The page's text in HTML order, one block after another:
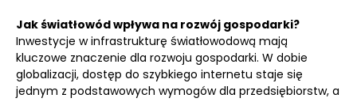
Jak światłowód wpływa na rozwój gospodarki?
Inwestycje w infrastrukturę światłowodową mają
kluczowe znaczenie dla rozwoju gospodarki. W dobie
globalizacji, dostęp do szybkiego internetu staje się
jednym z podstawowych wymogów dla przedsiębiorstw, a